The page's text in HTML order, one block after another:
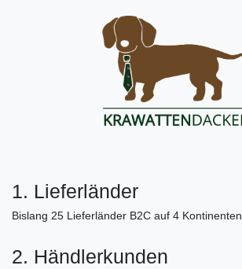
1. Lieferländer
Bislang 25 Lieferländer B2C auf 4 Kontinenten.
2. Händlerkunden